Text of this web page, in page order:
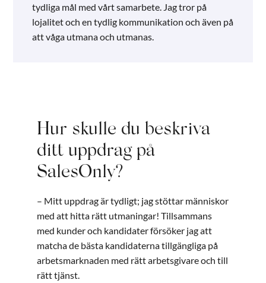
tydliga mål med vårt samarbete. Jag tror på
lojalitet och en tydlig kommunikation och även på
att våga utmana och utmanas.
Hur skulle du beskriva
ditt uppdrag på
SalesOnly?
– Mitt uppdrag är tydligt; jag stöttar människor
med att hitta rätt utmaningar! Tillsammans
med kunder och kandidater försöker jag att
matcha de bästa kandidaterna tillgängliga på
arbetsmarknaden med rätt arbetsgivare och till
rätt tjänst.